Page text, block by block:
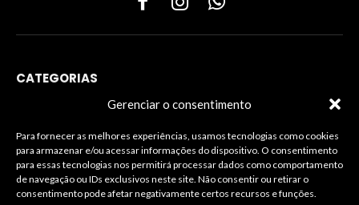
Gerenciar o consentimento
Para fornecer as melhores experiências, usamos tecnologias como cookies
para armazenar e/ou acessar informações do dispositivo. O consentimento
para essas tecnologias nos permitirá processar dados como comportamento
de navegação ou IDs exclusivos neste site. Não consentir ou retirar o
consentimento pode afetar negativamente certos recursos e funções.
FacebookInstagramWhatsApp
CATEGORIAS
INFORMAÇÕES LEGAIS